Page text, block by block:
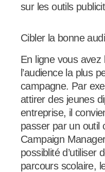
sur les outils
Cibler la bonne
En ligne vous avez
l’audience la plus
campagne. Par
attirer des jeunes
entreprise, il
passer par un outil
Campaign
possiblité d’utiliser
parcours scolaire,